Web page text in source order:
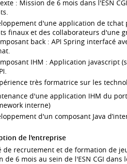
: Mission de 6 mois dans l'ESN
d'une application de
finaux et des collaborateurs d'une
back : API Spring interfacé
IHM : Application javascript
très formatrice sur les
d'une application IHM du
interne)
d'un composant Java
de l'entreprise
de recrutement et de formation de
de 6 mois au sein de l'ESN CGI dans